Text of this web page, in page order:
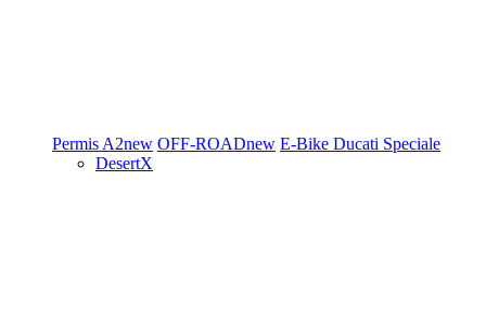
Permis A2new OFF-ROADnew E-Bike Ducati Speciale
DesertX